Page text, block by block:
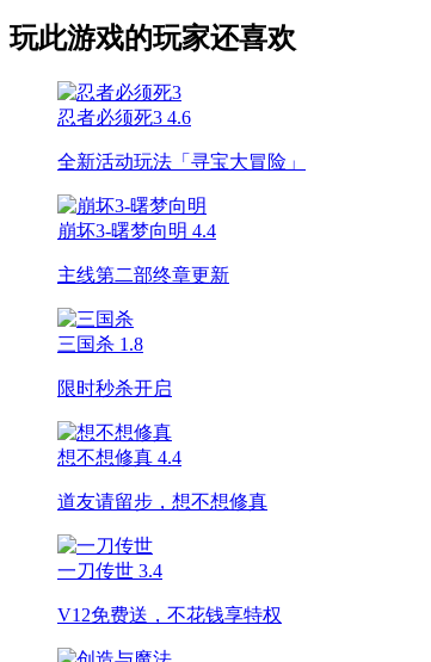
玩此游戏的玩家还喜欢
忍者必须死3 4.6
全新活动玩法「寻宝大冒险」
崩坏3-曙梦向明 4.4
主线第二部终章更新
三国杀 1.8
限时秒杀开启
想不想修真 4.4
道友请留步，想不想修真
一刀传世 3.4
V12免费送，不花钱享特权